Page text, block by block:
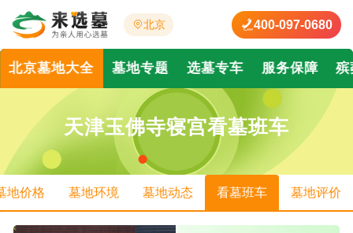
北京 400-097-0680
北京墓地大全 墓地专题 选墓专车 服务保障 殡
天津玉佛寺寝宫看墓班车
地价格 墓地环境 墓地动态 看墓班车 墓地评价